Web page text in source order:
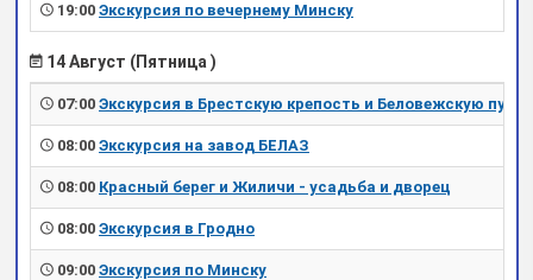
19:00 Экскурсия по вечернему Минску
14 Август (Пятница )
07:00 Экскурсия в Брестскую крепость и Беловежскую пущу
08:00 Экскурсия на завод БЕЛАЗ
08:00 Красный берег и Жиличи - усадьба и дворец
08:00 Экскурсия в Гродно
09:00 Экскурсия по Минску